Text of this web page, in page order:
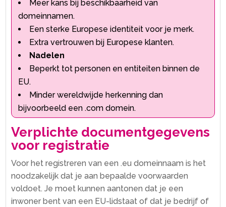
Meer kans bij beschikbaarheid van
domeinnamen.​
Een sterke Europese identiteit voor je merk.​
Extra vertrouwen bij Europese klanten.​
Nadelen
Beperkt tot personen en entiteiten binnen de
EU.​
Minder wereldwijde herkenning dan
bijvoorbeeld een .​com domein.​
Verplichte documentgegevens
voor registratie
Voor het registreren van een .​eu domeinnaam is het
noodzakelijk dat je aan bepaalde voorwaarden
voldoet.​ Je moet kunnen aantonen dat je een
inwoner bent van een EU-lidstaat of dat je bedrijf of